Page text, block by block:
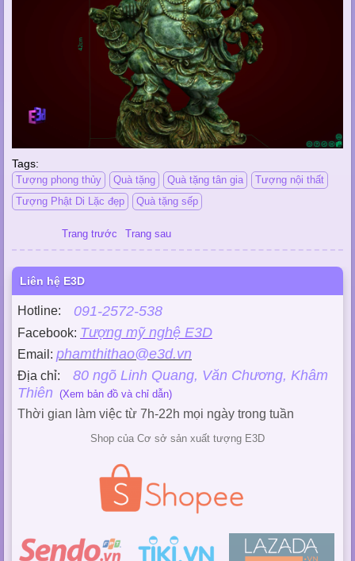
Tags:
Tượng phong thủy Quà tặng Quà tặng tân gia
Tượng nội thất
Tượng Phật Di Lặc đẹp
Quà tặng sếp
Trang trước Trang sau
Liên hệ E3D
Hotline: 091-2572-538
Facebook: Tượng mỹ nghệ E3D
Email: phamthithao@e3d.vn
Địa chỉ: 80 ngõ Linh Quang, Văn Chương, Khâm
Thiên (Xem bản đồ và chỉ dẫn)
Thời gian làm việc từ 7h-22h mọi ngày trong tuần
Shop của Cơ sở sản xuất tượng E3D